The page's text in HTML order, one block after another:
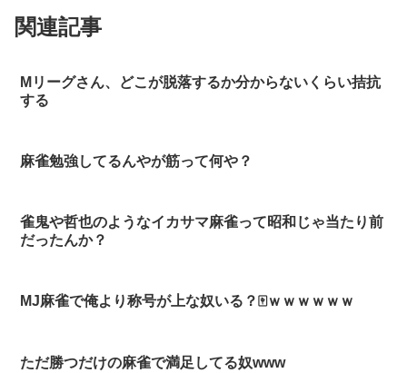
関連記事
Mリーグさん、どこが脱落するか分からないくらい拮抗
する
麻雀勉強してるんやが筋って何や？
雀鬼や哲也のようなイカサマ麻雀って昭和じゃ当たり前
だったんか？
MJ麻雀で俺より称号が上な奴いる？🀄ｗｗｗｗｗｗ
ただ勝つだけの麻雀で満足してる奴www